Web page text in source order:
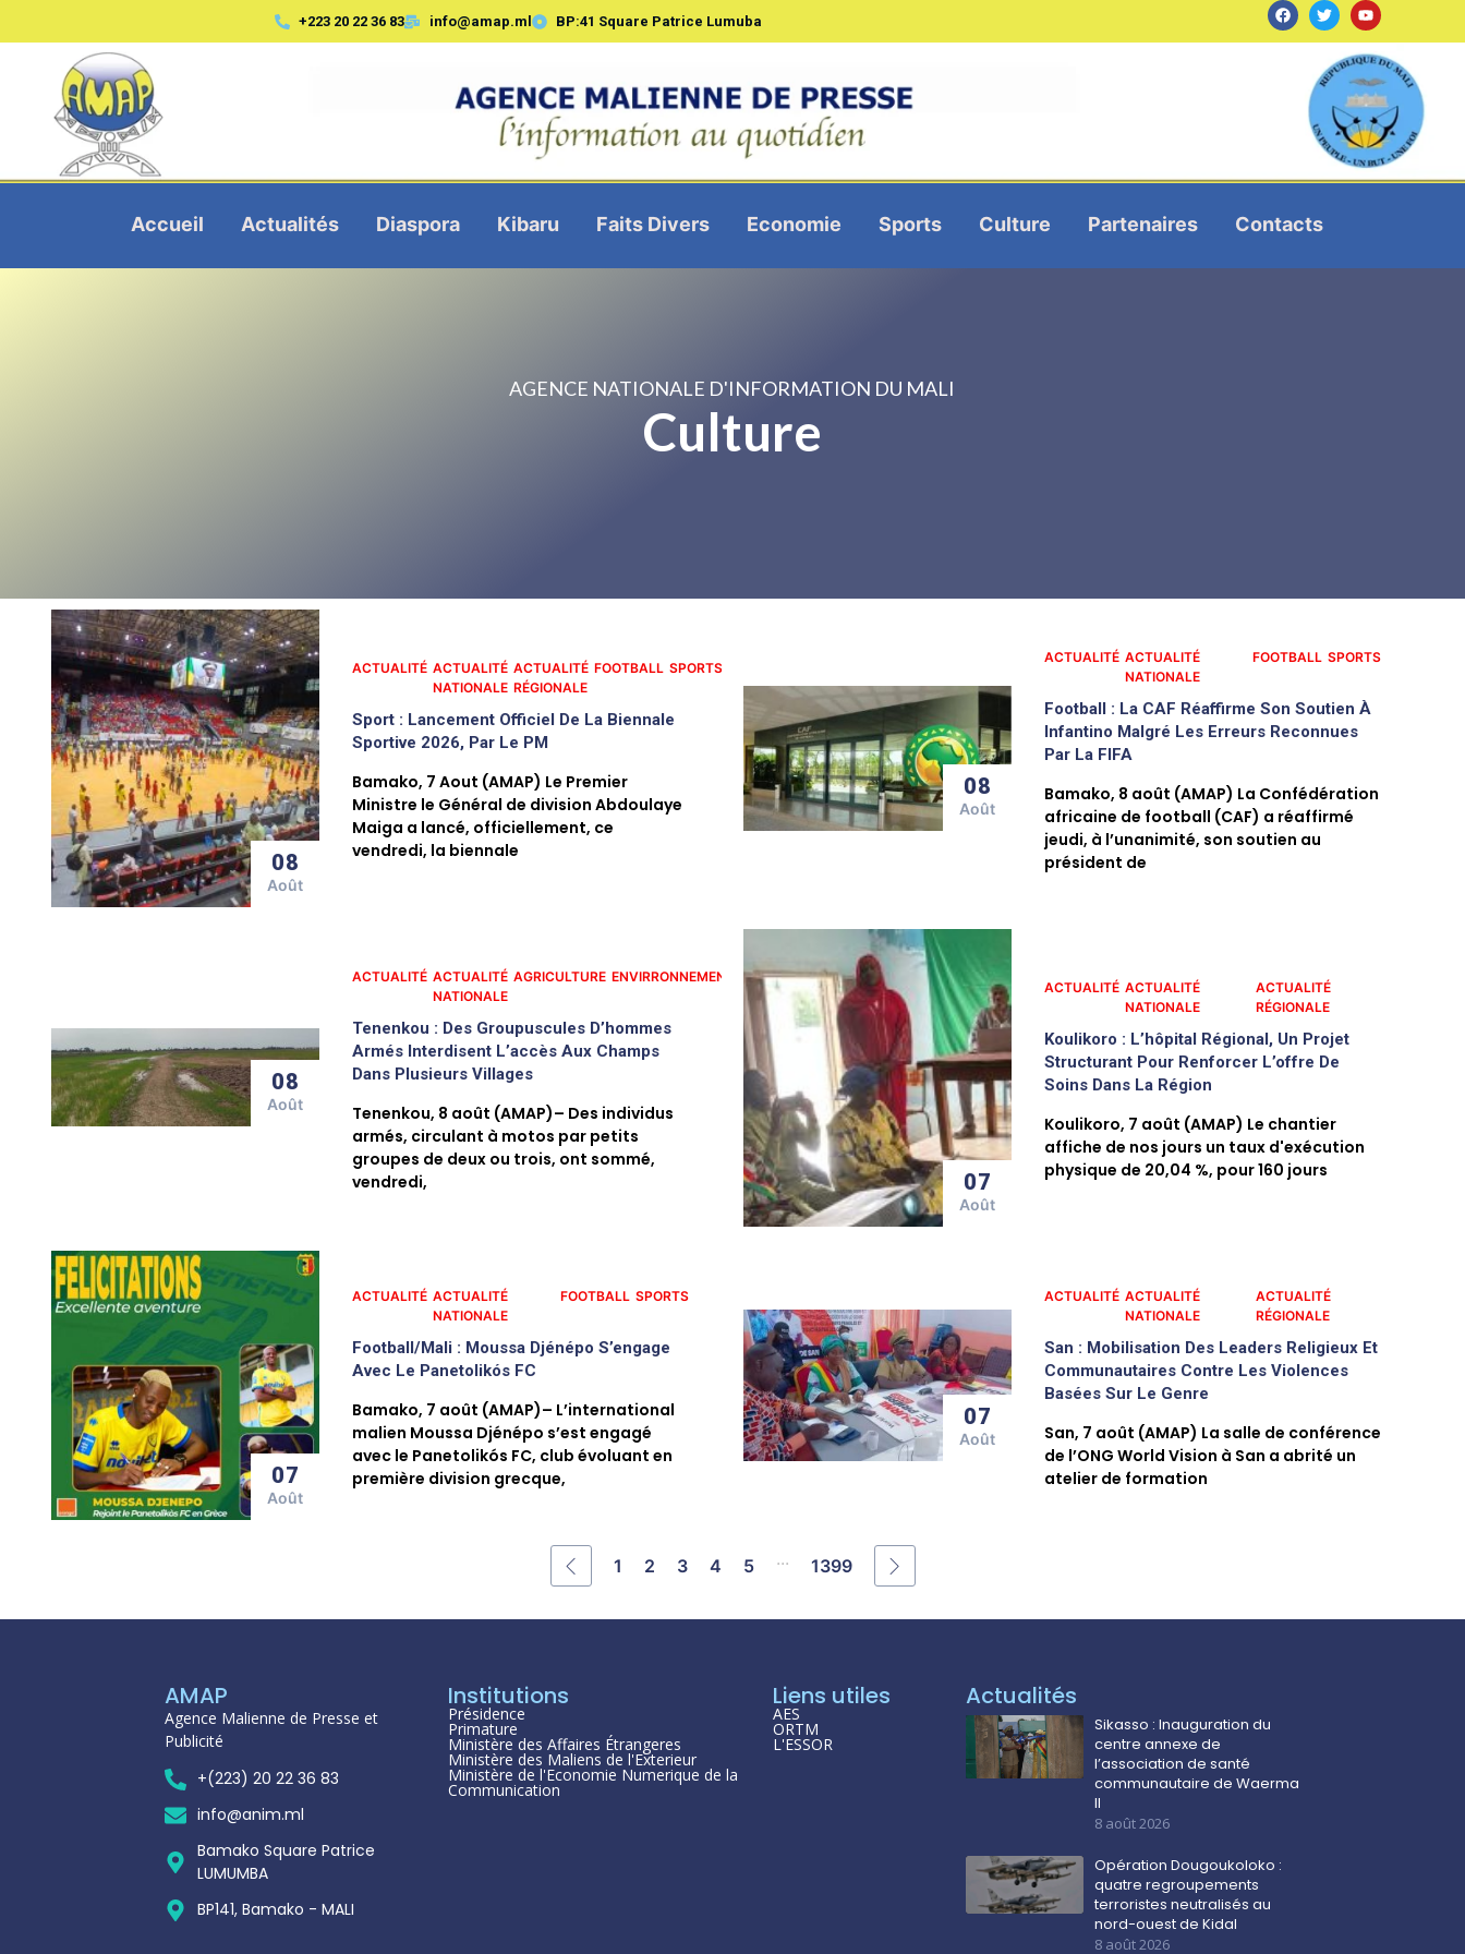
+223 20 22 36 83 info@amap.ml BP:41 Square Patrice Lumuba
Accueil Actualités Diaspora Kibaru Faits Divers Economie Sports Culture Partenaires Contacts
AGENCE NATIONALE D'INFORMATION DU MALI
Culture
08
Août
ACTUALITÉ ACTUALITÉ
NATIONALE
ACTUALITÉ
RÉGIONALE
FOOTBALL SPORTS
Sport : Lancement Officiel De La Biennale
Sportive 2026, Par Le PM
Bamako, 7 Aout (AMAP) Le Premier
Ministre le Général de division Abdoulaye
Maiga a lancé, officiellement, ce
vendredi, la biennale
08
Août
ACTUALITÉ ACTUALITÉ
NATIONALE
FOOTBALL SPORTS
Football : La CAF Réaffirme Son Soutien À
Infantino Malgré Les Erreurs Reconnues
Par La FIFA
Bamako, 8 août (AMAP) La Confédération
africaine de football (CAF) a réaffirmé
jeudi, à l’unanimité, son soutien au
président de
08
Août
ACTUALITÉ ACTUALITÉ
NATIONALE
AGRICULTURE ENVIRRONNEMENT
Tenenkou : Des Groupuscules D’hommes
Armés Interdisent L’accès Aux Champs
Dans Plusieurs Villages
Tenenkou, 8 août (AMAP)– Des individus
armés, circulant à motos par petits
groupes de deux ou trois, ont sommé,
vendredi,
07
Août
ACTUALITÉ ACTUALITÉ
NATIONALE
ACTUALITÉ
RÉGIONALE
Koulikoro : L’hôpital Régional, Un Projet
Structurant Pour Renforcer L’offre De
Soins Dans La Région
Koulikoro, 7 août (AMAP) Le chantier
affiche de nos jours un taux d'exécution
physique de 20,04 %, pour 160 jours
07
Août
ACTUALITÉ ACTUALITÉ
NATIONALE
FOOTBALL SPORTS
Football/Mali : Moussa Djénépo S’engage
Avec Le Panetolikós FC
Bamako, 7 août (AMAP)– L’international
malien Moussa Djénépo s’est engagé
avec le Panetolikós FC, club évoluant en
première division grecque,
07
Août
ACTUALITÉ ACTUALITÉ
NATIONALE
ACTUALITÉ
RÉGIONALE
San : Mobilisation Des Leaders Religieux Et
Communautaires Contre Les Violences
Basées Sur Le Genre
San, 7 août (AMAP) La salle de conférence
de l’ONG World Vision à San a abrité un
atelier de formation
1 2 3 4 5 ... 1399
AMAP
Agence Malienne de Presse et
Publicité
+(223) 20 22 36 83
info@anim.ml
Bamako Square Patrice
LUMUMBA
BP141, Bamako - MALI
Institutions
Présidence
Primature
Ministère des Affaires Étrangeres
Ministère des Maliens de l'Exterieur
Ministère de l'Economie Numerique de la
Communication
Liens utiles
AES
ORTM
L'ESSOR
Actualités
Sikasso : Inauguration du
centre annexe de
l’association de santé
communautaire de Waerma
II
8 août 2026
Opération Dougoukoloko :
quatre regroupements
terroristes neutralisés au
nord-ouest de Kidal
8 août 2026